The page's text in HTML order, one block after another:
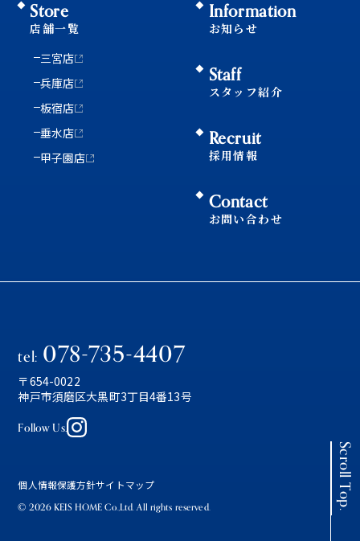
Store
店舗一覧
三宮店
兵庫店
板宿店
垂水店
甲子園店
Information
お知らせ
Staff
スタッフ紹介
Recruit
採用情報
Contact
お問い合わせ
tel: 078-735-4407
〒654-0022
神戸市須磨区大黒町3丁目4番13号
Follow Us.
個人情報保護方針サイトマップ
© 2026 KEIS HOME Co.,Ltd. All rights reserved. Scroll Top.